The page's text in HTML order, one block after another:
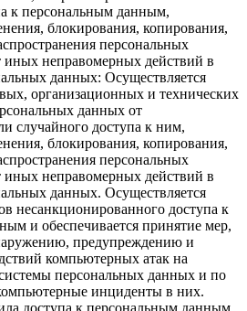
к персональным данным,
блокирования, копирования,
персональных
иных неправомерных действий в
данных: Осуществляется
организационных и технических
данных от
случайного доступа к ним,
блокирования, копирования,
персональных
иных неправомерных действий в
данных. Осуществляется
несанкционированного доступа к
и обеспечивается принятие мер,
предупреждению и
компьютерных атак на
персональных данных и по
инциденты в них.
доступа к персональным данным,